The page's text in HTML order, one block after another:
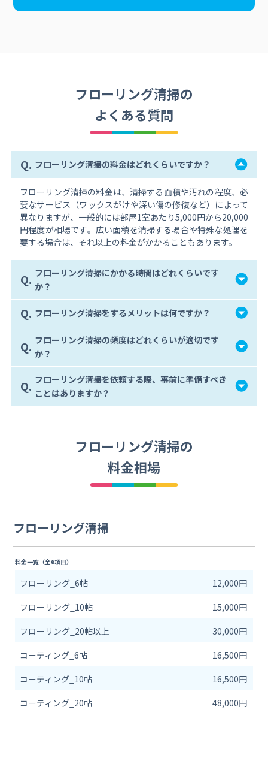
フローリング清掃の
よくある質問
Q. フローリング清掃の料金はどれくらいですか？
フローリング清掃の料金は、清掃する面積や汚れの程度、必
要なサービス（ワックスがけや深い傷の修復など）によって
異なりますが、一般的には部屋1室あたり5,000円から20,000
円程度が相場です。広い面積を清掃する場合や特殊な処理を
要する場合は、それ以上の料金がかかることもあります。
Q. フローリング清掃にかかる時間はどれくらいです
か？
Q. フローリング清掃をするメリットは何ですか？
Q. フローリング清掃の頻度はどれくらいが適切です
か？
Q. フローリング清掃を依頼する際、事前に準備すべき
ことはありますか？
フローリング清掃の
料金相場
フローリング清掃
料金一覧（全6項目）
フローリング_6帖
12,000円
フローリング_10帖
15,000円
フローリング_20帖以上
30,000円
コーティング_6帖
16,500円
コーティング_10帖
16,500円
コーティング_20帖
48,000円